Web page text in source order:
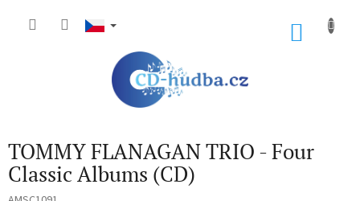
TOMMY FLANAGAN TRIO - Four
Classic Albums (CD)